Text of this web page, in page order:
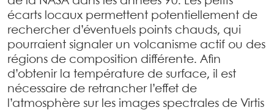
écarts locaux permettent potentiellement de
rechercher d’éventuels points chauds, qui
pourraient signaler un volcanisme actif ou des
régions de composition différente. Afin
d’obtenir la température de surface, il est
nécessaire de retrancher l’effet de
l’atmosphère sur les images spectrales de Virtis